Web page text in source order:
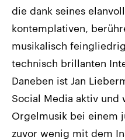
die dank seines
kontemplativen,
musikalisch
technisch brillanten
Daneben ist Jan
Social Media aktiv und
Orgelmusik bei einem
zuvor wenig mit dem